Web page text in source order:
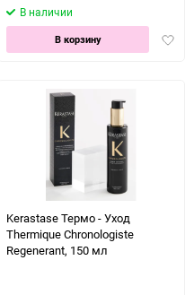
В наличии
В корзину
Kerastase Термо - Уход
Thermique Chronologiste
Regenerant, 150 мл